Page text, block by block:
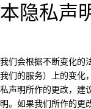
本隐私声
我们会根据不断变化的
我们的服务）上的变化
私声明所作的更改，建
明。如果我们所作的更